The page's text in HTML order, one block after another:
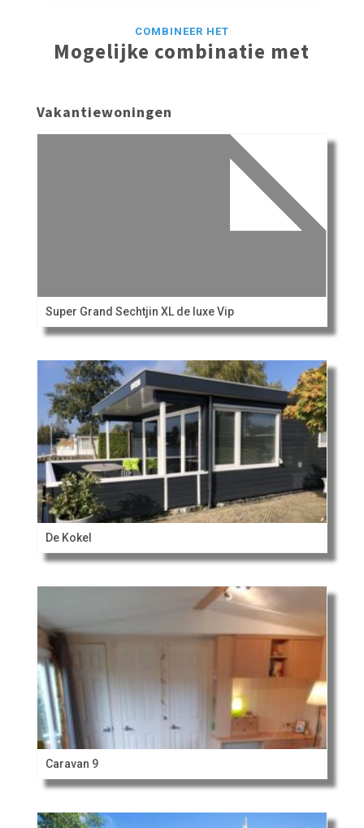
COMBINEER HET
Mogelijke combinatie met
Vakantiewoningen
Super Grand Sechtjin XL de luxe Vip
De Kokel
Caravan 9